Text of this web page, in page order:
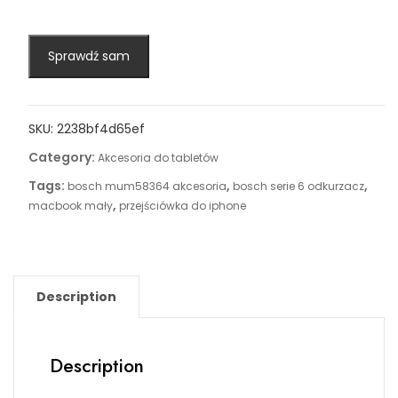
Sprawdź sam
SKU: 2238bf4d65ef
Category: Akcesoria do tabletów
Tags: bosch mum58364 akcesoria, bosch serie 6 odkurzacz,
macbook mały, przejściówka do iphone
Description
Description